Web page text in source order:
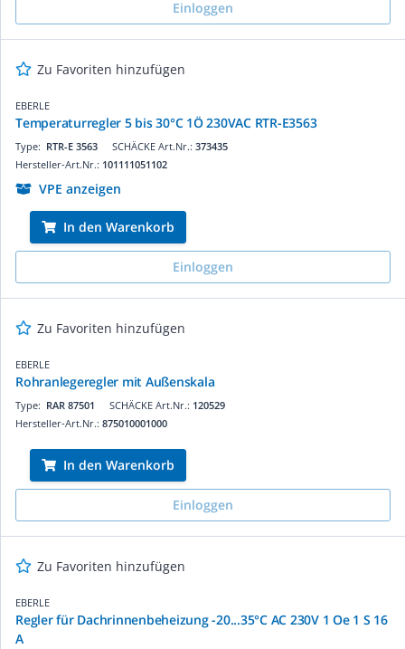
Einloggen
Zu Favoriten hinzufügen
EBERLE
Temperaturregler 5 bis 30°C 1Ö 230VAC RTR-E3563
SCHÄCKE Art.Nr.: 373435
Type: RTR-E 3563
Hersteller-Art.Nr.: 101111051102
VPE anzeigen
In den Warenkorb
Einloggen
Zu Favoriten hinzufügen
EBERLE
Rohranlegeregler mit Außenskala
SCHÄCKE Art.Nr.: 120529
Type: RAR 87501
Hersteller-Art.Nr.: 875010001000
In den Warenkorb
Einloggen
Zu Favoriten hinzufügen
EBERLE
Regler für Dachrinnenbeheizung -20...35°C AC 230V 1 Oe 1 S 16
A